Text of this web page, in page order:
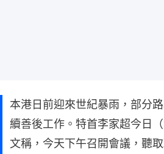
本港日前迎來世紀暴雨，部分
續善後工作。特首李家超今日
文稱，今天下午召開會議，聽